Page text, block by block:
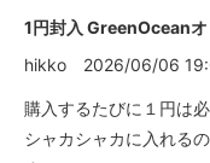
1円封入 GreenOceanオ
hikko
2026/06/06
購入するたびに１円は
シャカシャカに入れる